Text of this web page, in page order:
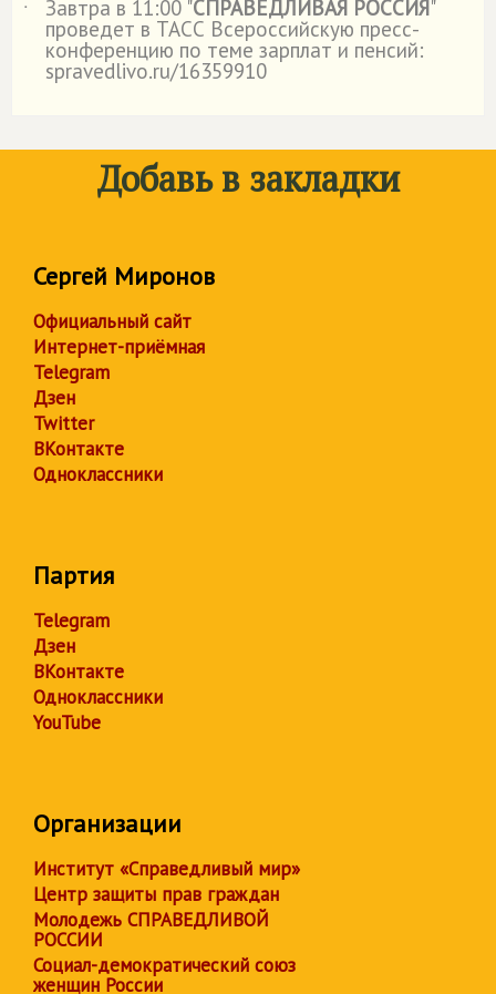
˙
Завтра в 11:00 "СПРАВЕДЛИВАЯ РОССИЯ"
проведет в ТАСС Всероссийскую пресс-
конференцию по теме зарплат и пенсий:
spravedlivo.ru/16359910
Добавь в закладки
Сергей Миронов
Официальный сайт
Интернет-приёмная
Telegram
Дзен
Twitter
ВКонтакте
Одноклассники
Партия
Telegram
Дзен
ВКонтакте
Одноклассники
YouTube
Организации
Институт «Справедливый мир»
Центр защиты прав граждан
Молодежь СПРАВЕДЛИВОЙ
РОССИИ
Социал-демократический союз
женщин России